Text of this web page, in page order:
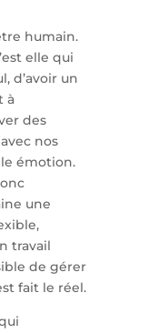
humain.
elle qui
d’avoir un
à
des
nos
émotion.
une
travail
de gérer
fait le réel.